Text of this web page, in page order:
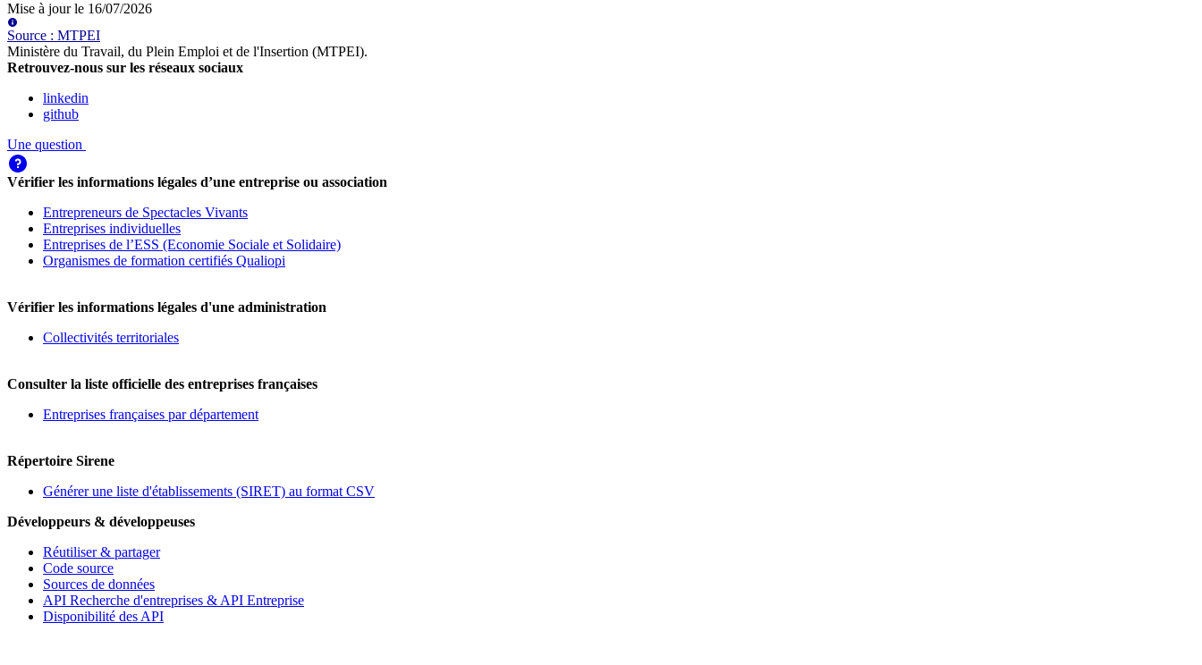
Mise à jour le 16/07/2026
Source : MTPEI
Ministère du Travail, du Plein Emploi et de l'Insertion (MTPEI).
Retrouvez-nous sur les réseaux sociaux
linkedin
github
Une question
Vérifier les informations légales d’une entreprise ou association
Entrepreneurs de Spectacles Vivants
Entreprises individuelles
Entreprises de l’ESS (Economie Sociale et Solidaire)
Organismes de formation certifiés Qualiopi
Vérifier les informations légales d'une administration
Collectivités territoriales
Consulter la liste officielle des entreprises françaises
Entreprises françaises par département
Répertoire Sirene
Générer une liste d'établissements (SIRET) au format CSV
Développeurs & développeuses
Réutiliser & partager
Code source
Sources de données
API Recherche d'entreprises & API Entreprise
Disponibilité des API